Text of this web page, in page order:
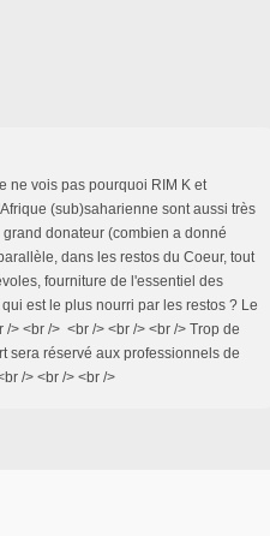
ne vois pas pourquoi RIM K et
(sub)saharienne sont aussi très
donateur (combien a donné
dans les restos du Coeur, tout
fourniture de l'essentiel des
est le plus nourri par les restos ? Le
> <br /> <br /> <br /> <br /> Trop de
sera réservé aux professionnels de
/> <br /> <br />